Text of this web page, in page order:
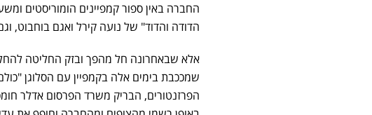
החברה באין ספור קמפיינים הומוריסטים
הדודה והדוד" של נועה קירל ואגם בוחבוט,
אלא שבאחרונה חל מהפך ובזק החליטה להחליף את גידי גוב
שמככבת בימים אלה בקמפיין עם הסלוגן
הפרזנטורים, הבריק משרד הפרסום אדלר